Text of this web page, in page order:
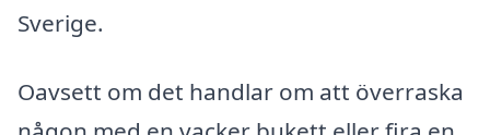
Sverige.
Oavsett om det handlar om att överraska